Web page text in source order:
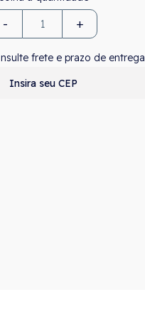
- +
frete e prazo de entrega